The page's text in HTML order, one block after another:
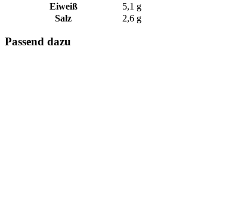
Eiweiß
5,1 g
Salz
2,6 g
Passend dazu